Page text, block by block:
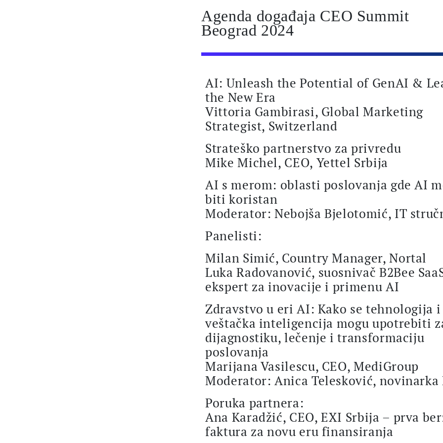
Agenda događaja CEO Summit
Beograd 2024
AI: Unleash the Potential of GenAI &
the New Era
Vittoria Gambirasi, Global Marketing
Strategist, Switzerland
Strateško partnerstvo za privredu
Mike Michel, CEO, Yettel Srbija
AI s merom: oblasti poslovanja gde AI
biti koristan
Moderator: Nebojša Bjelotomić, IT
Panelisti:
Milan Simić, Country Manager, Nortal
Luka Radovanović, suosnivač B2Bee
ekspert za inovacije i primenu AI
Zdravstvo u eri AI: Kako se tehnologija i
veštačka inteligencija mogu upotrebiti
dijagnostiku, lečenje i transformaciju
poslovanja
Marijana Vasilescu, CEO, MediGroup
Moderator: Anica Telesković, novinarka
Poruka partnera:
Ana Karadžić, CEO, EXI Srbija – prva
faktura za novu eru finansiranja